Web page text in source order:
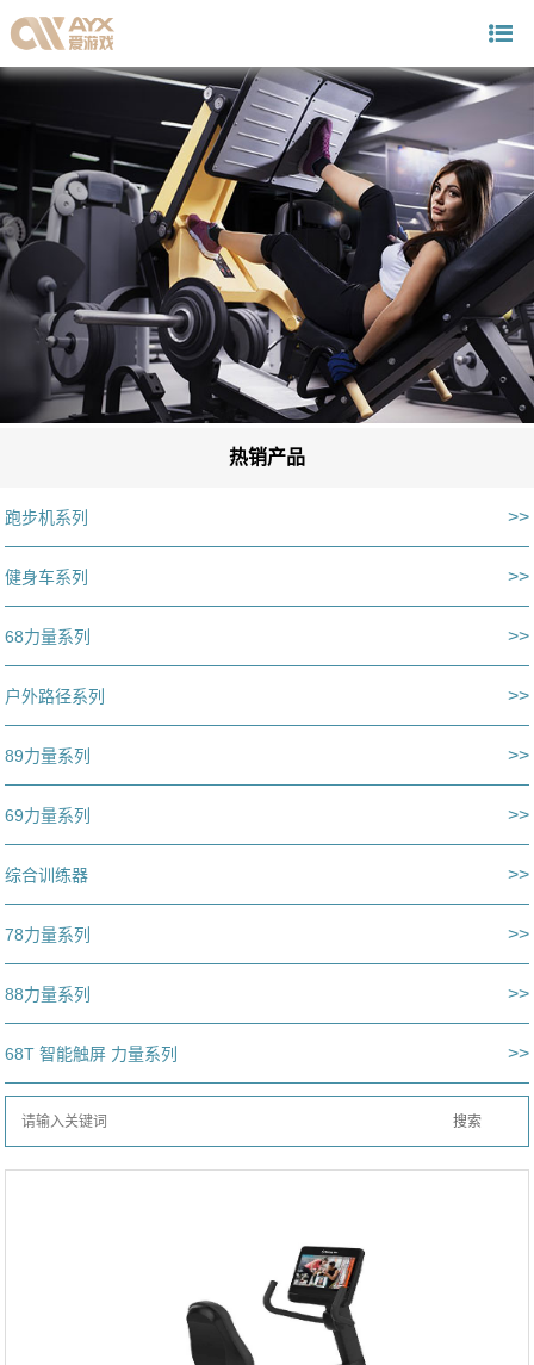
热销产品
跑步机系列 >>
健身车系列 >>
68力量系列 >>
户外路径系列 >>
89力量系列 >>
69力量系列 >>
综合训练器 >>
78力量系列 >>
88力量系列 >>
68T 智能触屏 力量系列 >>